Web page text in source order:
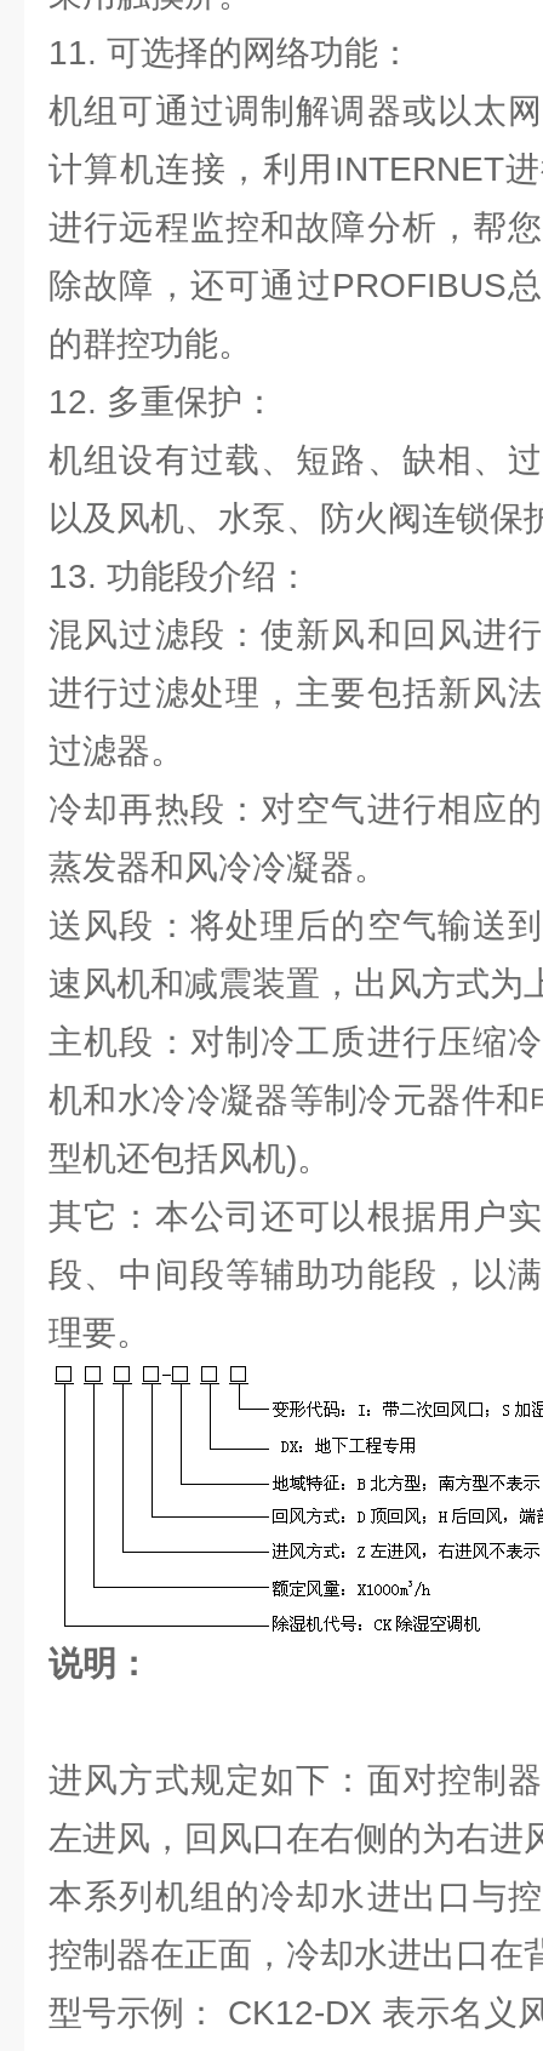
11. 可选择的网络功能：
机组可通过调制解调器或以太
计算机连接，利用INTERNET
进行远程监控和故障分析，帮
除故障，还可通过PROFIBUS
的群控功能。
12. 多重保护：
机组设有过载、短路、缺相、
以及风机、水泵、防火阀连锁保
13. 功能段介绍：
混风过滤段：使新风和回风进
进行过滤处理，主要包括新风
过滤器。
冷却再热段：对空气进行相应
蒸发器和风冷冷凝器。
送风段：将处理后的空气输送
速风机和减震装置，出风方式为
主机段：对制冷工质进行压缩
机和水冷冷凝器等制冷元器件和
型机还包括风机)。
其它：本公司还可以根据用户
段、中间段等辅助功能段，以
理要。
说明：
进风方式规定如下：面对控制
左进风，回风口在右侧的为右进
本系列机组的冷却水进出口与
控制器在正面，冷却水进出口在
型号示例： CK12-DX 表示名义